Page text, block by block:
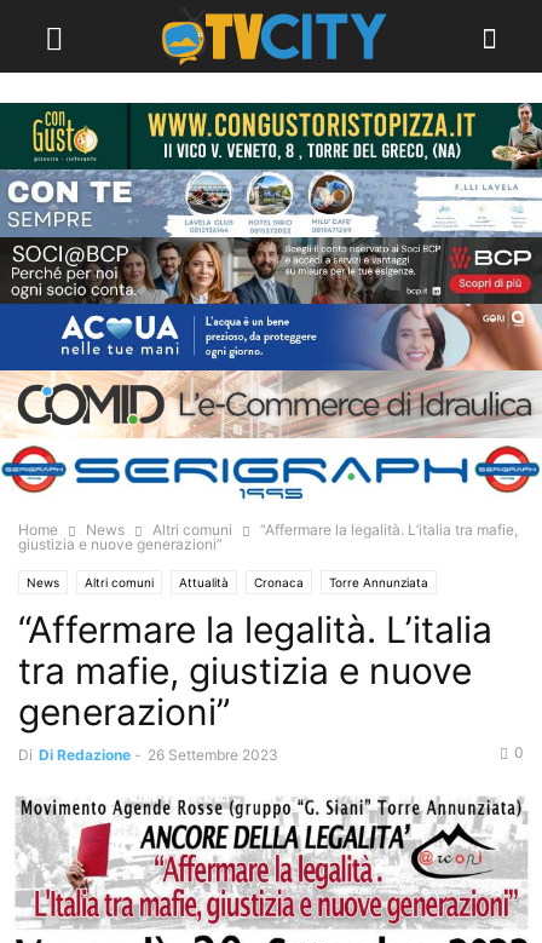
Home News Altri comuni
“Affermare la legalità. L’italia tra mafie,
giustizia e nuove generazioni”
News Altri comuni Attualità Cronaca Torre Annunziata
“Affermare la legalità. L’italia
tra mafie, giustizia e nuove
generazioni”
Di Di Redazione - 26 Settembre 2023 0